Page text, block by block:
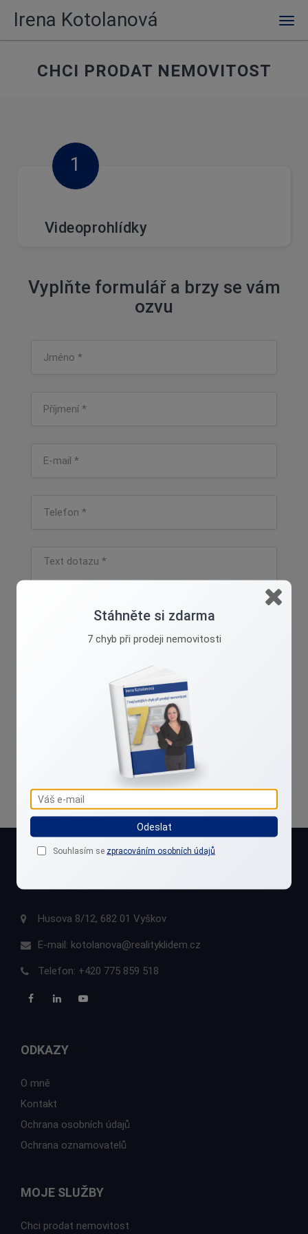
Irena Kotolanová
CHCI PRODAT NEMOVITOST
1
Videoprohlídky
Vyplňte formulář a brzy se vám
ozvu
zpracováním osobních údajů
ODESLAT
Husova 8/12, 682 01 Vyškov
E-mail: kotolanova@realityklidem.cz
Telefon: +420 775 859 518
ODKAZY
O mně
Kontakt
Ochrana osobních údajů
Ochrana oznamovatelů
MOJE SLUŽBY
Chci prodat nemovitost
Stáhněte si zdarma
7 chyb při prodeji nemovitosti
Odeslat
Souhlasím se zpracováním osobních údajů